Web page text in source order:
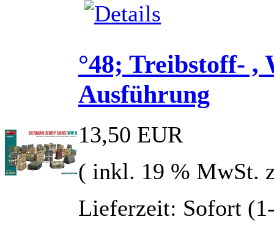
°48; Treibstoff- ,
Ausführung
13,50 EUR
( inkl. 19 % MwSt.
Lieferzeit: Sofort